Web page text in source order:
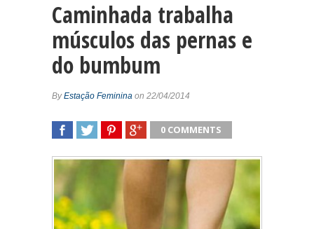
Caminhada trabalha
músculos das pernas e
do bumbum
ByEstação Feminina on 22/04/2014
0 COMMENTS